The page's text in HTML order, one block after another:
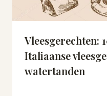
Vleesgerechten:
Italiaanse
watertanden